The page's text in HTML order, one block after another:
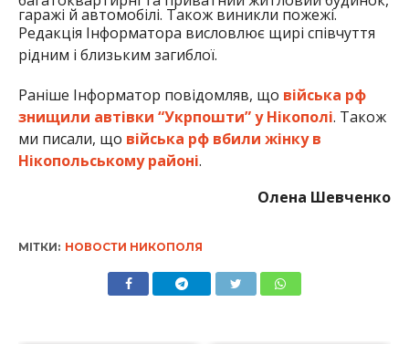
гаражі й автомобілі. Також виникли пожежі.
Редакція Інформатора висловлює щирі співчуття
рідним і близьким загиблої.
Раніше Інформатор повідомляв, що війська рф
знищили автівки “Укрпошти” у Нікополі. Також
ми писали, що війська рф вбили жінку в
Нікопольському районі.
Олена Шевченко
МІТКИ: НОВОСТИ НИКОПОЛЯ